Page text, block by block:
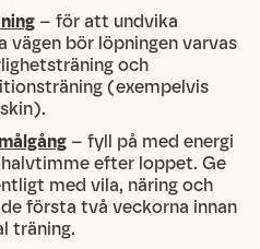
– för att undvika
vägen bör löpningen varvas
och
(exempelvis
– fyll på med energi
efter loppet. Ge
med vila, näring och
första två veckorna innan
träning.